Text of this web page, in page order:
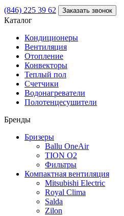
(846) 225 39 62 Заказать звонок
Каталог
Кондиционеры
Вентиляция
Отопление
Конвекторы
Теплый пол
Счетчики
Водонагреватели
Полотенцесушители
Бренды
Бризеры
Ballu OneAir
TION O2
Фильтры
Компактная вентиляция
Mitsubishi Electric
Royal Clima
Salda
Zilon